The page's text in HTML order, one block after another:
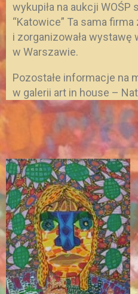
wykupiła na aukcji WOŚP
“Katowice” Ta sama
i zorganizowała wystawę
w Warszawie.
Pozostałe informacje na
w galerii art in house –